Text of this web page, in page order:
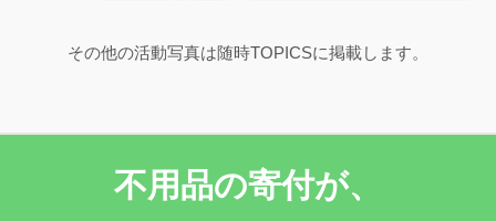
その他の活動写真は随時TOPICSに掲載します。
不用品の寄付が、